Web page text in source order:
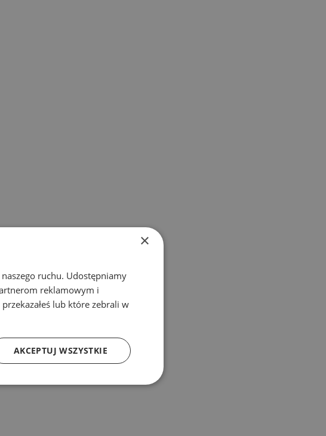
×
ruchu. Udostępniamy
reklamowym i
lub które zebrali w
AKCEPTUJ WSZYSTKIE